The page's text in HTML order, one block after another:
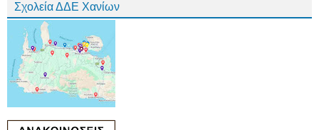
Σχολεία ΔΔΕ Χανίων